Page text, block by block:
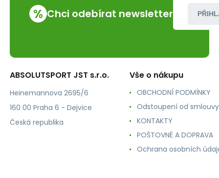
% Chci odebírat newsletter
ABSOLUTSPORT JST s.r.o.
Heinemannova 2695/6
160 00 Praha 6 - Dejvice
Česká republika
Vše o nákupu
OBCHODNÍ PODMÍNKY
Odstoupení od smlouvy
KONTAKTY
POŠTOVNÉ A DOPRAVA
Ochrana osobních